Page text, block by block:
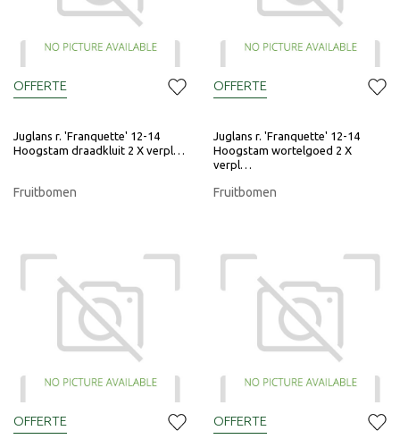
Juglans r. 'Franquette' 12-14
Hoogstam draadkluit 2 X verpl…
Fruitbomen
OFFERTE
Juglans r. 'Franquette' 12-14
Hoogstam wortelgoed 2 X
verpl…
Fruitbomen
OFFERTE
OFFERTE OFFERTE